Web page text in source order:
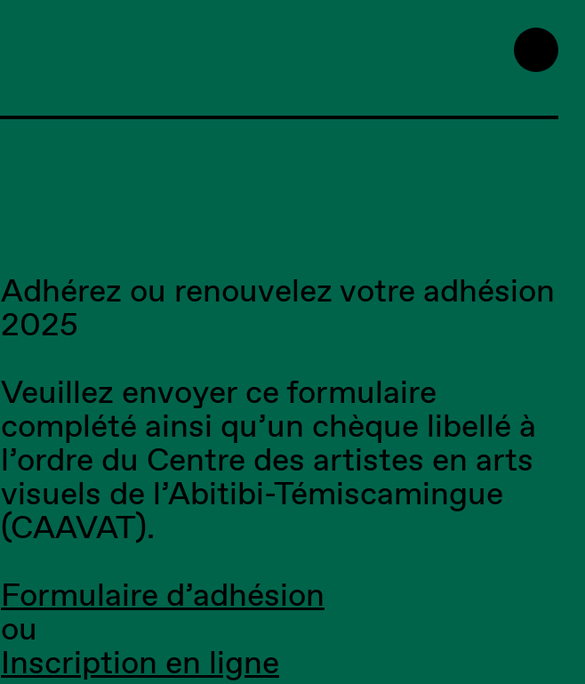
Adhérez ou renouvelez votre adhésion
2025
Veuillez envoyer ce formulaire
complété ainsi qu’un chèque libellé à
l’ordre du Centre des artistes en arts
visuels de l’Abitibi-Témiscamingue
(CAAVAT).
Formulaire d’adhésion
ou
Inscription en ligne